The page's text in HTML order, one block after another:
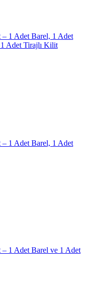
1 Adet Barel, 1 Adet
Adet Tirajlı Kilit
1 Adet Barel, 1 Adet
1 Adet Barel ve 1 Adet